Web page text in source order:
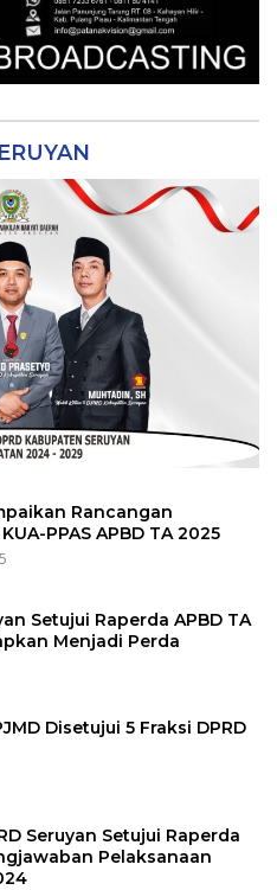
Rancangan
PPAS APBD TA 2025
Setujui Raperda APBD TA
Menjadi Perda
Disetujui 5 Fraksi DPRD
Seruyan Setujui Raperda
Pelaksanaan